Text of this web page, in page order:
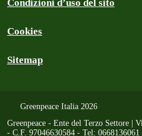
Condizioni d’uso del sito
Cookies
Sitemap
Greenpeace Italia 2026
Greenpeace - Ente del Terzo Settore |
- C.F. 97046630584 - Tel: